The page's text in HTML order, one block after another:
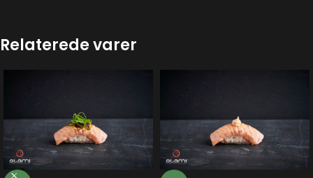
Relaterede varer